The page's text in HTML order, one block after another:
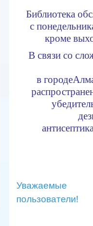
Библиотека
с
кроме
В связи со
в городе
Уважаемые
пользователи!